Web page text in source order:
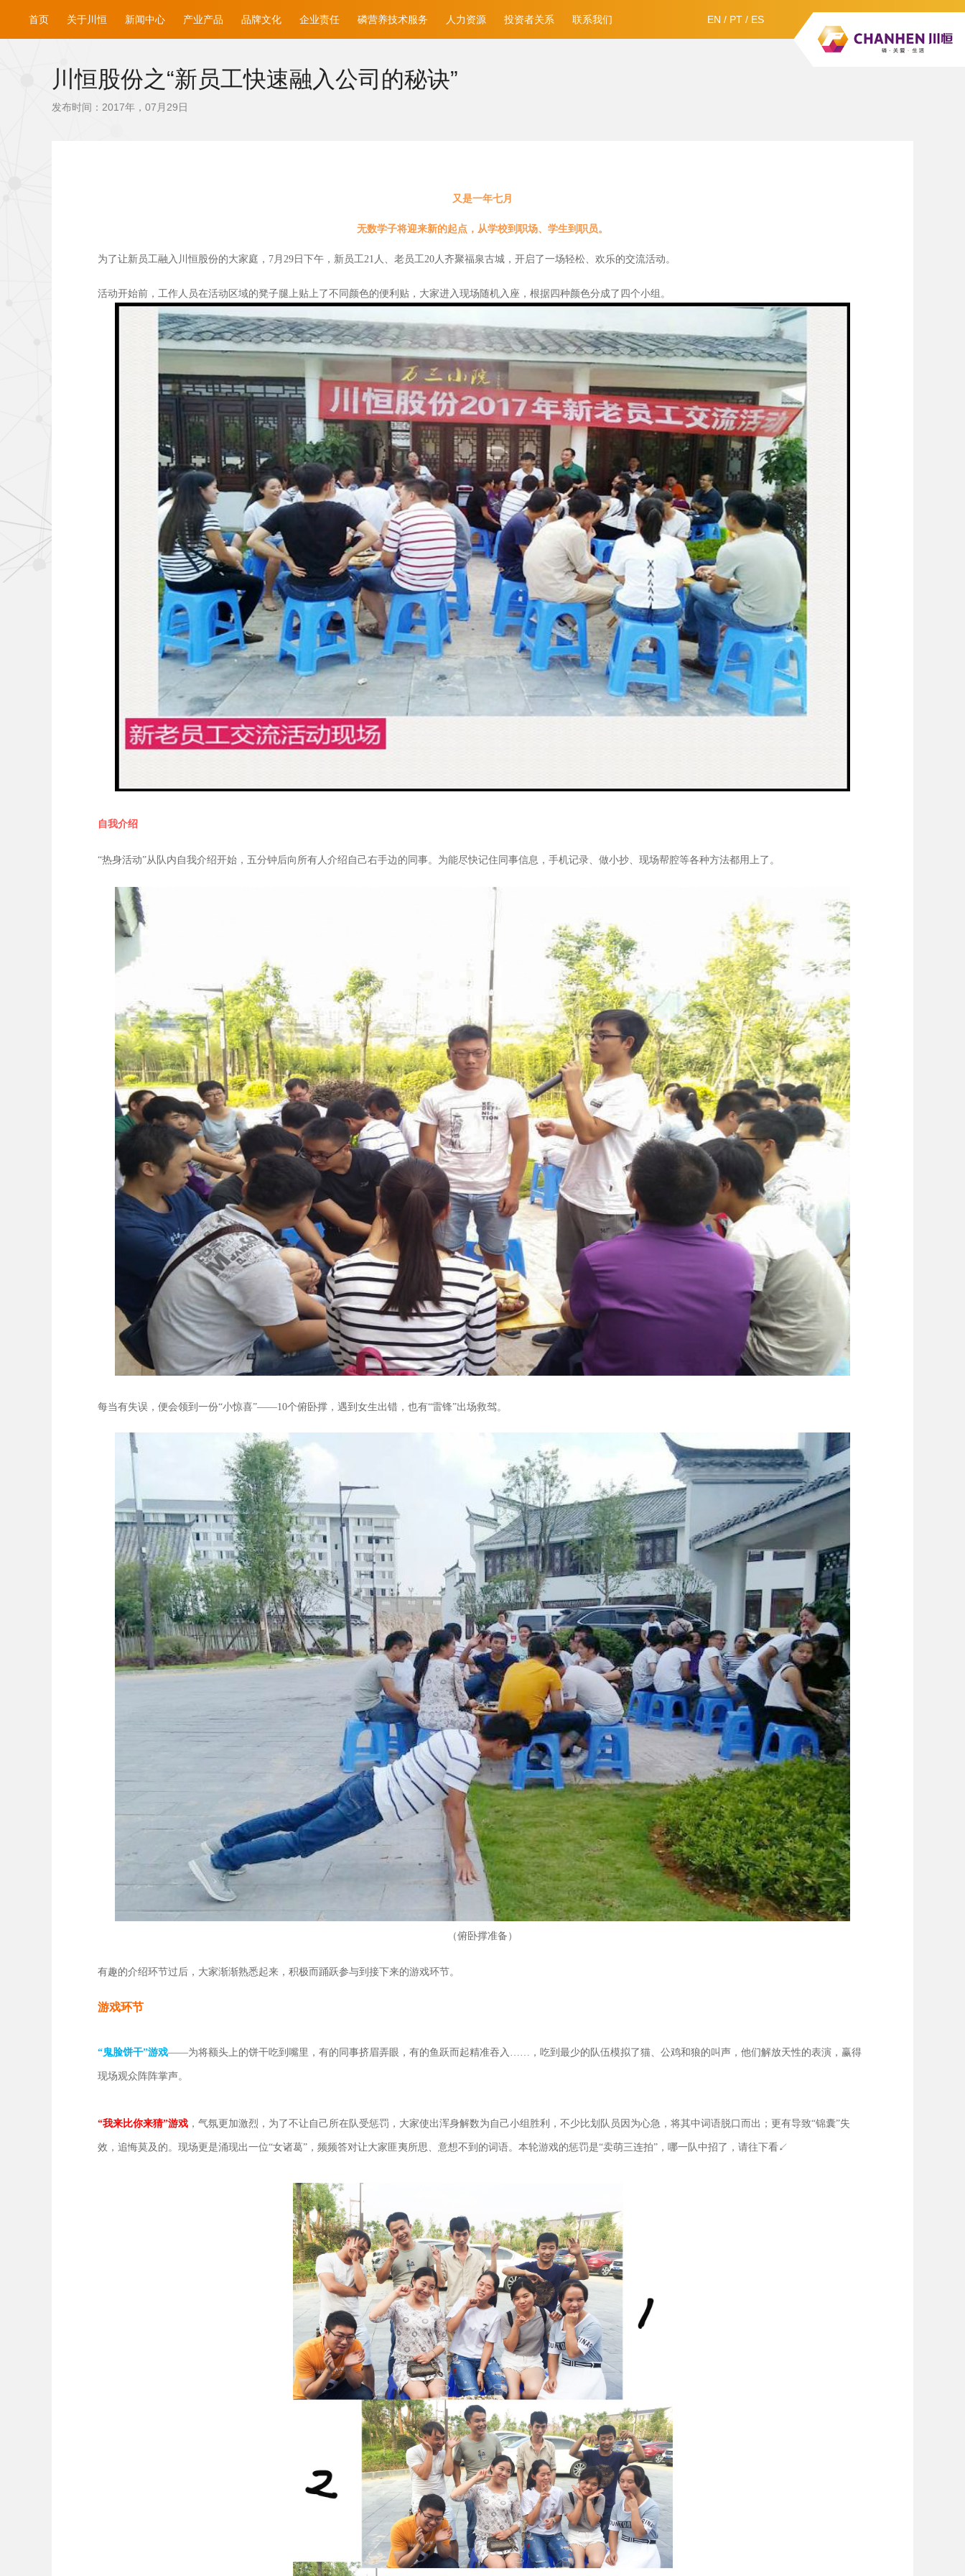
EN / PT / ES
首页 关于川恒 新闻中心 产业产品 品牌文化 企业责任 磷营养技术服务 人力资源 投资者关系 联系我们
川恒股份之“新员工快速融入公司的秘诀”
发布时间：2017年，07月29日
又是一年七月
无数学子将迎来新的起点，从学校到职场、学生到职员。
为了让新员工融入川恒股份的大家庭，7月29日下午，新员工21人、老员工20人齐聚福泉古城，开启了一场轻松、欢乐的交流活动。
活动开始前，工作人员在活动区域的凳子腿上贴上了不同颜色的便利贴，大家进入现场随机入座，根据四种颜色分成了四个小组。
自我介绍
“热身活动”从队内自我介绍开始，五分钟后向所有人介绍自己右手边的同事。为能尽快记住同事信息，手机记录、做小抄、现场帮腔等各种方法都用上了。
每当有失误，便会领到一份“小惊喜”——10个俯卧撑，遇到女生出错，也有“雷锋”出场救驾。
（俯卧撑准备 ）
有趣的介绍环节过后，大家渐渐熟悉起来，积极而踊跃参与到接下来的游戏环节。
游戏环节
“鬼脸饼干”游戏——为将额头上的饼干吃到嘴里，有的同事挤眉弄眼，有的鱼跃而起精准吞入……，吃到最少的队伍模拟了猫、公鸡和狼的叫声，他们解放天性的表演，赢得
现场观众阵阵掌声。
“我来比你来猜”游戏 ，气氛更加激烈，为了不让自己所在队受惩罚，大家使出浑身解数为自己小组胜利，不少比划队员因为心急，将其中词语脱口而出；更有导致“锦囊”失
效，追悔莫及的。现场更是涌现出一位“女诸葛”，频频答对让大家匪夷所思、意想不到的词语。本轮游戏的惩罚是“卖萌三连拍”，哪一队中招了，请往下看↙